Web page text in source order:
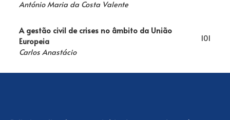
António Maria da Costa Valente
A gestão civil de crises no âmbito da União
Europeia
Carlos Anastácio
101